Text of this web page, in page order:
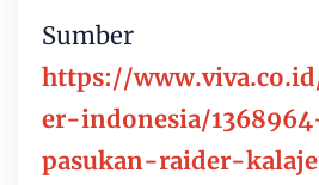
Sumber
https://
er-indonesia/
pasukan-raider-